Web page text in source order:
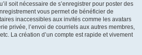
soit nécessaire de s’enregistrer pour poster des
vous permet de bénéficier de
inaccessibles aux invités comme les avatars
privée, l’envoi de courriels aux autres membres,
La création d’un compte est rapide et vivement